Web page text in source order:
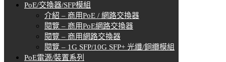
PoE/交換器/SFP模組
介紹 – 商用PoE / 網路交換器
閱覽 – 商用PoE網路交換器
閱覽 – 商用網路交換器
閱覽 – 1G SFP/10G SFP+ 光纖/銅纜模組
PoE電源/裝置系列